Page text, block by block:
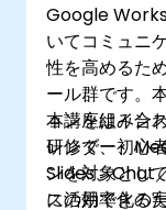
Google
いてコミュニ
性を高めるた
ール群です。
ョンを組み合
レンダー、
Slides、Chat
に活用できる
本講座はイン
研修で、初心
ンを対象とし
スの効率化の